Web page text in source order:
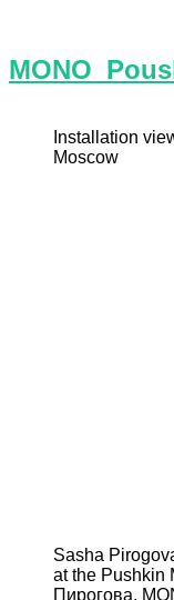
Installation
Moscow
Sasha
at the Pushkin
Пирогова,